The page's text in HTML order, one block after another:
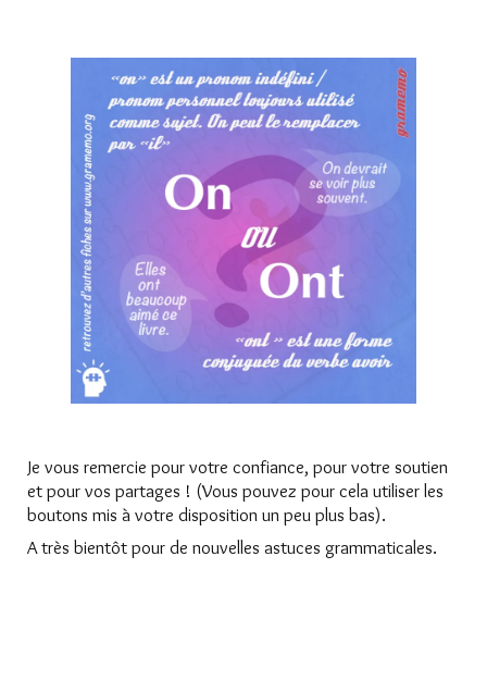
Je vous remercie pour votre confiance, pour votre soutien
et pour vos partages ! (Vous pouvez pour cela utiliser les
boutons mis à votre disposition un peu plus bas).
A très bientôt pour de nouvelles astuces grammaticales.